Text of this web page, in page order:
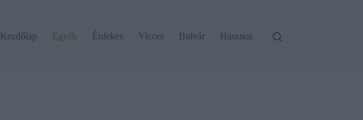
Kezdőlap
Egyéb Érdekes Vicces Bulvár Hasznos